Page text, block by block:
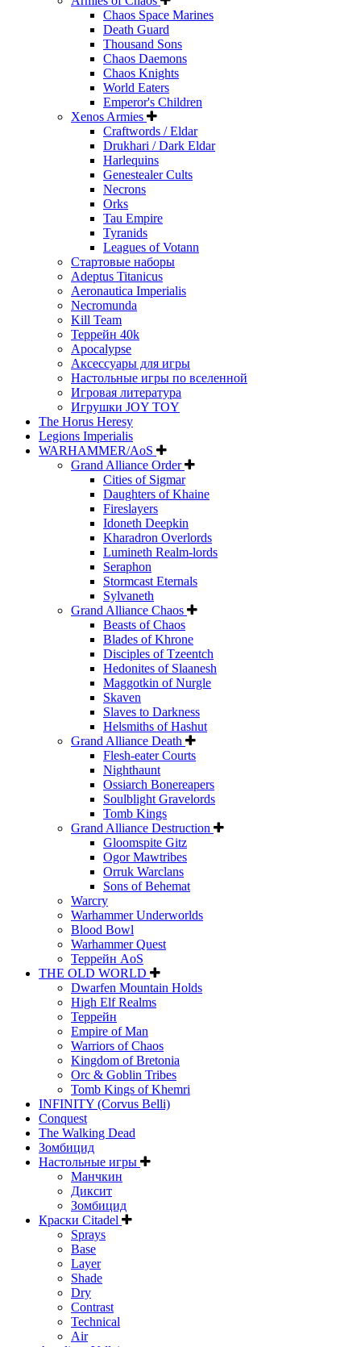
Chaos Space Marines
Death Guard
Thousand Sons
Chaos Daemons
Chaos Knights
World Eaters
Emperor's Children
Xenos Armies
Craftwords / Eldar
Drukhari / Dark Eldar
Harlequins
Genestealer Cults
Necrons
Orks
Tau Empire
Tyranids
Leagues of Votann
Стартовые наборы
Adeptus Titanicus
Aeronautica Imperialis
Necromunda
Kill Team
Террейн 40k
Apocalypse
Аксессуары для игры
Настольные игры по вселенной
Игровая литература
Игрушки JOY TOY
The Horus Heresy
Legions Imperialis
WARHAMMER/AoS
Grand Alliance Order
Cities of Sigmar
Daughters of Khaine
Fireslayers
Idoneth Deepkin
Kharadron Overlords
Lumineth Realm-lords
Seraphon
Stormcast Eternals
Sylvaneth
Grand Alliance Chaos
Beasts of Chaos
Blades of Khrone
Disciples of Tzeentch
Hedonites of Slaanesh
Maggotkin of Nurgle
Skaven
Slaves to Darkness
Helsmiths of Hashut
Grand Alliance Death
Flesh-eater Courts
Nighthaunt
Ossiarch Bonereapers
Soulblight Gravelords
Tomb Kings
Grand Alliance Destruction
Gloomspite Gitz
Ogor Mawtribes
Orruk Warclans
Sons of Behemat
Warcry
Warhammer Underworlds
Blood Bowl
Warhammer Quest
Террейн AoS
THE OLD WORLD
Dwarfen Mountain Holds
High Elf Realms
Террейн
Empire of Man
Warriors of Chaos
Kingdom of Bretonia
Orc & Goblin Tribes
Tomb Kings of Khemri
INFINITY (Corvus Belli)
Conquest
The Walking Dead
Зомбицид
Настольные игры
Манчкин
Диксит
Зомбицид
Краски Citadel
Sprays
Base
Layer
Shade
Dry
Contrast
Technical
Air